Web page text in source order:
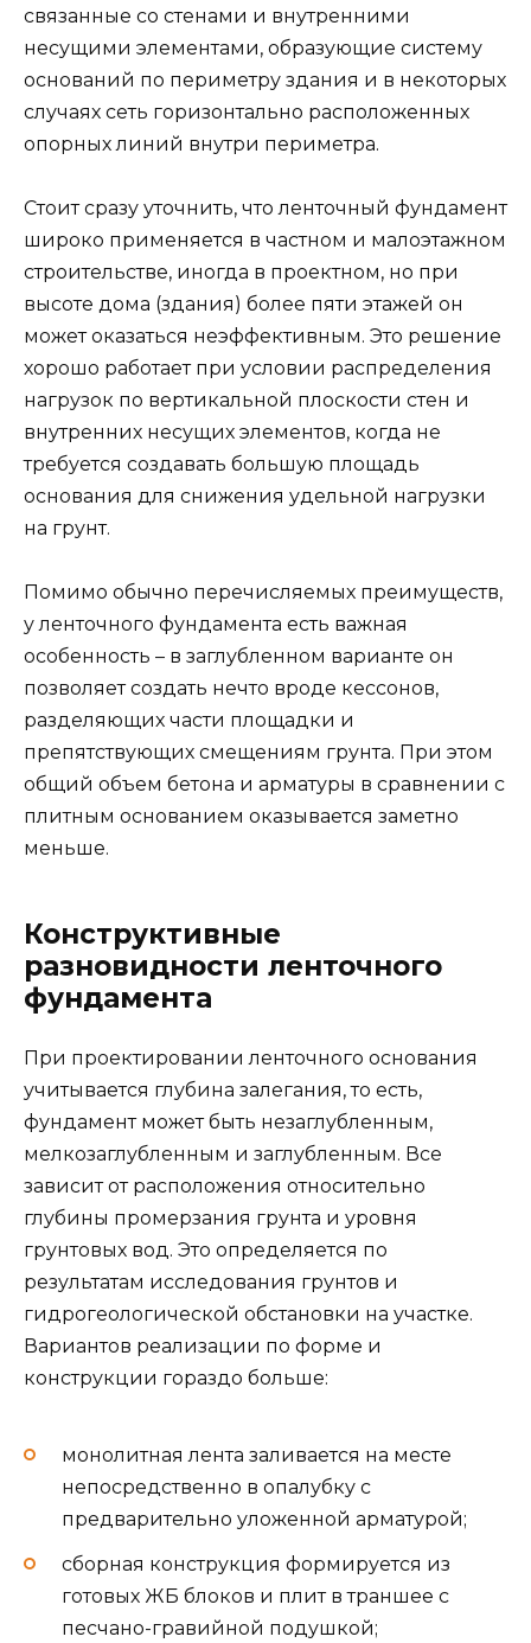
связанные со стенами и внутренними
несущими элементами, образующие систему
оснований по периметру здания и в некоторых
случаях сеть горизонтально расположенных
опорных линий внутри периметра.
Стоит сразу уточнить, что ленточный фундамент
широко применяется в частном и малоэтажном
строительстве, иногда в проектном, но при
высоте дома (здания) более пяти этажей он
может оказаться неэффективным. Это решение
хорошо работает при условии распределения
нагрузок по вертикальной плоскости стен и
внутренних несущих элементов, когда не
требуется создавать большую площадь
основания для снижения удельной нагрузки
на грунт.
Помимо обычно перечисляемых преимуществ,
у ленточного фундамента есть важная
особенность – в заглубленном варианте он
позволяет создать нечто вроде кессонов,
разделяющих части площадки и
препятствующих смещениям грунта. При этом
общий объем бетона и арматуры в сравнении с
плитным основанием оказывается заметно
меньше.
Конструктивные
разновидности ленточного
фундамента
При проектировании ленточного основания
учитывается глубина залегания, то есть,
фундамент может быть незаглубленным,
мелкозаглубленным и заглубленным. Все
зависит от расположения относительно
глубины промерзания грунта и уровня
грунтовых вод. Это определяется по
результатам исследования грунтов и
гидрогеологической обстановки на участке.
Вариантов реализации по форме и
конструкции гораздо больше:
монолитная лента заливается на месте
непосредственно в опалубку с
предварительно уложенной арматурой;
сборная конструкция формируется из
готовых ЖБ блоков и плит в траншее с
песчано-гравийной подушкой;